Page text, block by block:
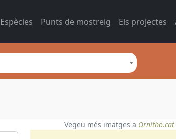
Espècies Punts de mostreig Els projectes
Vegeu més imatges a Ornitho.cat